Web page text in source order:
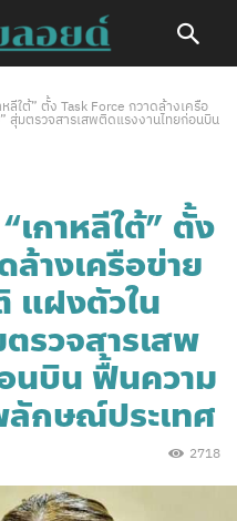
ลีใต้” ตั้ง Task Force กวาดล้างเครือ
สุ่มตรวจสารเสพติดแรงงานไทยก่อนบิน
เกาหลีใต้” ตั้ง
างเครือข่าย
แฝงตัวใน
รวจสารเสพ
นบิน ฟื้นความ
กษณ์ประเทศ
2718